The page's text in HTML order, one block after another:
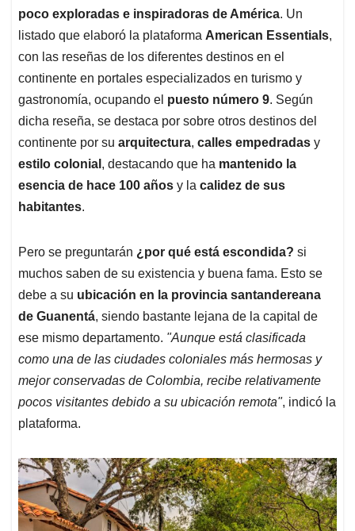
poco exploradas e inspiradoras de América. Un
listado que elaboró la plataforma American Essentials,
con las reseñas de los diferentes destinos en el
continente en portales especializados en turismo y
gastronomía, ocupando el puesto número 9. Según
dicha reseña, se destaca por sobre otros destinos del
continente por su arquitectura, calles empedradas y
estilo colonial , destacando que ha mantenido la
esencia de hace 100 años y la calidez de sus
habitantes.
Pero se preguntarán ¿por qué está escondida? si
muchos saben de su existencia y buena fama. Esto se
debe a su ubicación en la provincia santandereana
de Guanentá, siendo bastante lejana de la capital de
ese mismo departamento. "Aunque está clasificada
como una de las ciudades coloniales más hermosas y
mejor conservadas de Colombia, recibe relativamente
pocos visitantes debido a su ubicación remota", indicó la
plataforma.